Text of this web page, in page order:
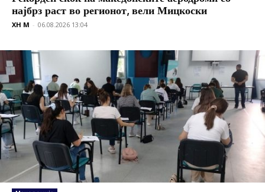
најбрз раст во регионот, вели Мицкоски
XH M - 06.08.2026 13:04